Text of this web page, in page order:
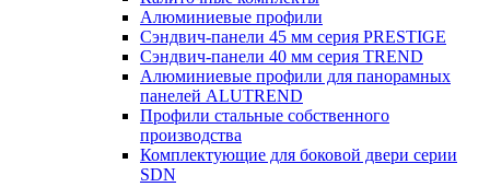
Алюминиевые профили
Сэндвич-панели 45 мм серия PRESTIGE
Сэндвич-панели 40 мм серия TREND
Алюминиевые профили для панорамных
панелей ALUTREND
Профили стальные собственного
производства
Комплектующие для боковой двери серии
SDN